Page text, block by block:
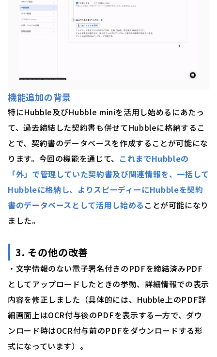
機能追加の背景
特にHubble及びHubble miniを活用し始めるにあたっ
て、過去締結した契約書も併せてHubbleに格納するこ
とで、契約書のデータベースを作成することが可能にな
ります。今回の機能を通じて、 これまでHubbleの
「外」で管理していた契約書及び関連情報を、一括して
Hubbleに格納し、よりスピーディーにHubbleを契約
書のデータベースとして活用し始める ことが可能になり
ました。
3. その他の改善
・文字情報のない電子署名付きのPDFを締結済みPDF
としてアップロードしたときの挙動、詳細情報での表示
内容を修正しました（具体的には、Hubble上のPDF詳
細画面上はOCR付与後のPDFを表示する一方で、ダウ
ンロード時はOCR付与前のPDFをダウンロードする形
式になっています）。